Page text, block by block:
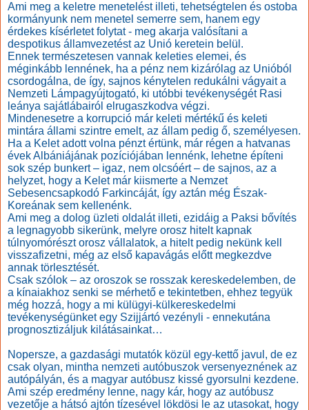
Ami meg a keletre menetelést illeti, tehetségtelen és ostoba
kormányunk nem menetel semerre sem, hanem egy
érdekes kísérletet folytat - meg akarja valósítani a
despotikus államvezetést az Unió keretein belül.
Ennek természetesen vannak keleties elemei, és
méginkább lennének, ha a pénz nem kizárólag az Unióból
csordogálna, de így, sajnos kénytelen redukálni vágyait a
Nemzeti Lámpagyújtogató, ki utóbbi tevékenységét Rasi
leánya sajátlábairól elrugaszkodva végzi.
Mindenesetre a korrupció már keleti mértékű és keleti
mintára állami szintre emelt, az állam pedig ő, személyesen.
Ha a Kelet adott volna pénzt értünk, már régen a hatvanas
évek Albániájának pozíciójában lennénk, lehetne építeni
sok szép bunkert – igaz, nem olcsóért – de sajnos, az a
helyzet, hogy a Kelet már kiismerte a Nemzet
Sebesencsapkodó Farkincáját, így aztán még Észak-
Koreának sem kellenénk.
Ami meg a dolog üzleti oldalát illeti, ezidáig a Paksi bővítés
a legnagyobb sikerünk, melyre orosz hitelt kapnak
túlnyomórészt orosz vállalatok, a hitelt pedig nekünk kell
visszafizetni, még az első kapavágás előtt megkezdve
annak törlesztését.
Csak szólok – az oroszok se rosszak kereskedelemben, de
a kínaiakhoz senki se mérhető e tekintetben, ehhez tegyük
még hozzá, hogy a mi külügyi-külkereskedelmi
tevékenységünket egy Szijjártó vezényli - ennekutána
prognosztizáljuk kilátásainkat…
Nopersze, a gazdasági mutatók közül egy-kettő javul, de ez
csak olyan, mintha nemzeti autóbuszok versenyeznének az
autópályán, és a magyar autóbusz kissé gyorsulni kezdene.
Ami szép eredmény lenne, nagy kár, hogy az autóbusz
vezetője a hátsó ajtón tízesével lökdösi le az utasokat, hogy